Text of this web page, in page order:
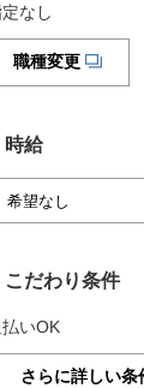
なし
職種変更
時給
こだわり条件
いOK
さらに詳しい条